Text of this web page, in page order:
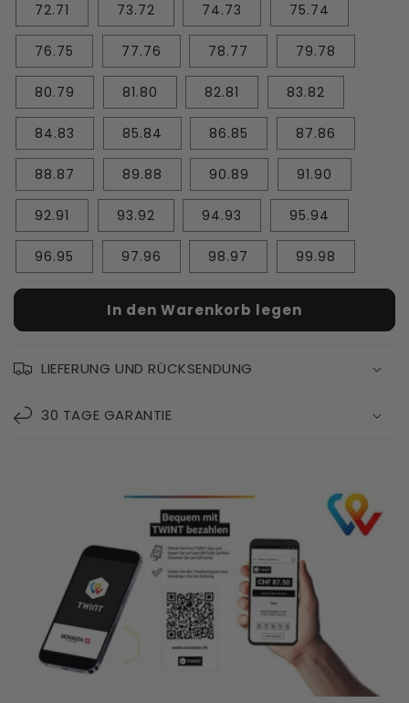
72.71 73.72 74.73 75.74
76.75 77.76 78.77 79.78
80.79 81.80 82.81 83.82
84.83 85.84 86.85 87.86
88.87 89.88 90.89 91.90
92.91 93.92 94.93 95.94
96.95 97.96 98.97 99.98
In den Warenkorb legen
LIEFERUNG UND RÜCKSENDUNG
30 TAGE GARANTIE